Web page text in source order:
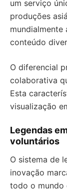
um serviço
produções
conteúdo
O diferencial
colaborativa
Esta
visualização
Legendas
voluntários
O sistema de
inovação
todo o mundo